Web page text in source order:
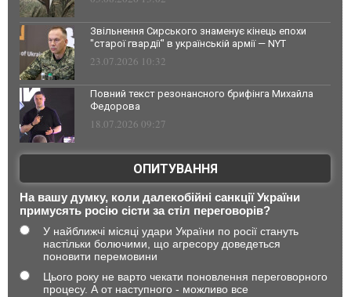
Звільнення Сирського знаменує кінець епохи
"старої гвардії" в українській армії — NYT
23.07.2026 10:32
Повний текст резонансного брифінга Михайла
Федорова
18.07.2026 09:27
ОПИТУВАННЯ
На вашу думку, коли далекобійні санкції України
примусять росію сісти за стіл переговорів?
У найближчі місяці удари України по росії стануть
настільки болючими, що агресору доведеться
поновити перемовини
Цього року не варто чекати поновлення переговорного
процесу. А от наступного - можливо все